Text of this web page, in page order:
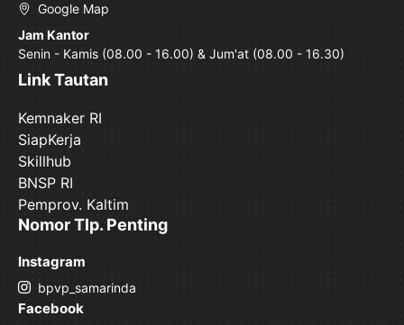
Google Map
Jam Kantor
Senin - Kamis (08.00 - 16.00) & Jum'at (08.00 - 16.30)
Link Tautan
Kemnaker RI
SiapKerja
Skillhub
BNSP RI
Pemprov. Kaltim
Nomor Tlp. Penting
Instagram
bpvp_samarinda
Facebook